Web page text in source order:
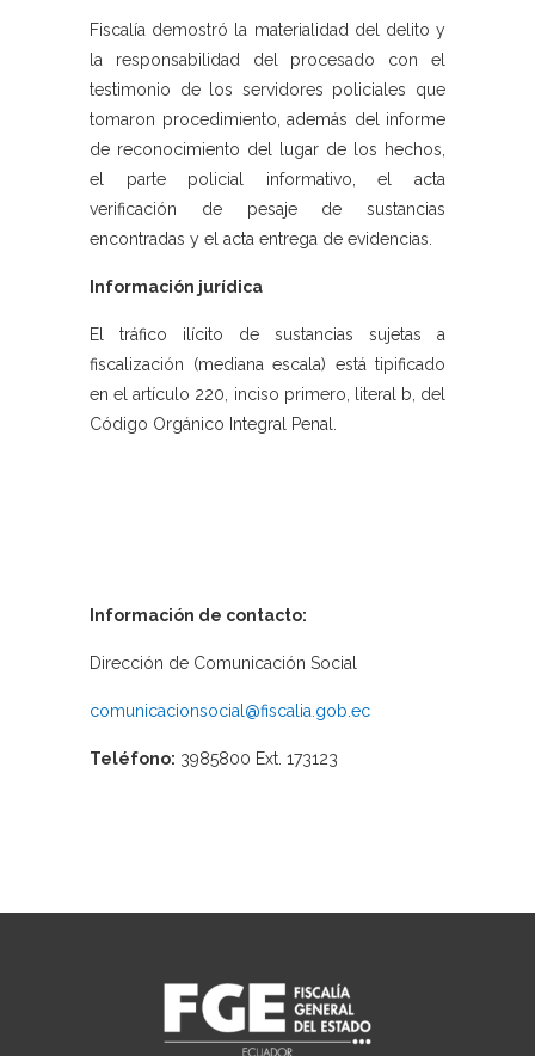
Fiscalía demostró la materialidad del delito y
la responsabilidad del procesado con el
testimonio de los servidores policiales que
tomaron procedimiento, además del informe
de reconocimiento del lugar de los hechos,
el parte policial informativo, el acta
verificación de pesaje de sustancias
encontradas y el acta entrega de evidencias.
Información jurídica
El tráfico ilícito de sustancias sujetas a
fiscalización (mediana escala) está tipificado
en el artículo 220, inciso primero, literal b, del
Código Orgánico Integral Penal.
Información de contacto:
Dirección de Comunicación Social
comunicacionsocial@fiscalia.gob.ec
Teléfono: 3985800 Ext. 173123